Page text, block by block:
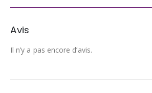
Avis
Il n’y a pas encore d’avis.